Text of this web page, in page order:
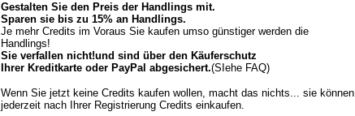
Gestalten Sie den Preis der Handlings mit.
Sparen sie bis zu 15% an Handlings.
Je mehr Credits im Voraus Sie kaufen umso günstiger werden die
Handlings!
Sie verfallen nicht!und sind über den Käuferschutz
Ihrer Kreditkarte oder PayPal abgesichert.(SIehe FAQ)
Wenn Sie jetzt keine Credits kaufen wollen, macht das nichts... sie können
jederzeit nach Ihrer Registrierung Credits einkaufen.